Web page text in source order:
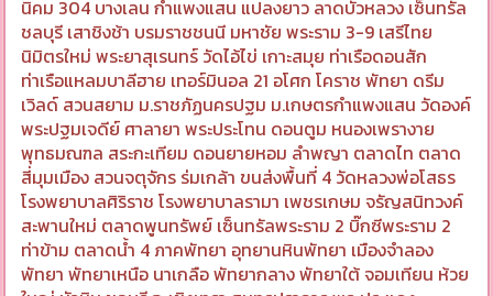
นิคม 304 บางเลน กำแพงแสน แปลงยาว ลาดบัวหลวง เซ็นทรัล
ชลบุรี เสาชิงช้า บรมราชชนนี มหาชัย พระราม 3-9 เสรีไทย
นิมิตรใหม่ พระยาสุเรนทร์ วัดไอ้ไข่ เกาะสมุย ท่าเรือดอนสัก
ท่าเรือแหลมบาลีฮาย เทอร์มินอล 21 อโศก โคราช พัทยา ดรีม
เวิลด์ สวนสยาม ม.ราชภัฏนครปฐม ม.เกษตรกำแพงแสน วัดองค์
พระปฐมเจดีย์ ศาลายา พระประโทน ดอนตูม หนองเพรางาย
พุทธมณฑล สระกะเทียม ดอนยายหอม ลำพญา ตลาดไท ตลาด
สี่มุมเมือง สวนจตุจักร ร่มเกล้า ขนส่งพื้นที่ 4 วัดหลวงพ่อโสธร
โรงพยาบาลศิริราช โรงพยาบาลรามา เพชรเกษม จรัญสนิทวงค์
สะพานใหม่ ตลาดพูนทรัพย์ เซ็นทรัลพระราม 2 บิ๊กซีพระราม 2
ท่าข้าม ตลาดน้ำ 4 ภาคพัทยา อุทยานหินพัทยา เมืองจำลอง
พัทยา พัทยาเหนือ นาเกลือ พัทยากลาง พัทยาใต้ จอมเทียน ห้วย